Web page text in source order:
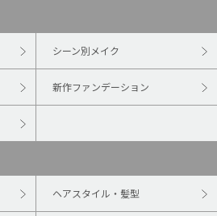
シーン別メイク
新作ファンデーション
ヘアスタイル・髪型